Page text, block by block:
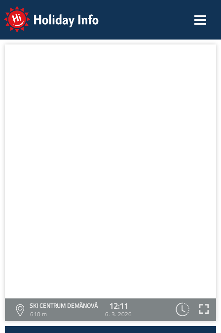
Holiday Info
SKI CENTRUM DEMÄNOVÁ
610 m
12:11
6. 3. 2026